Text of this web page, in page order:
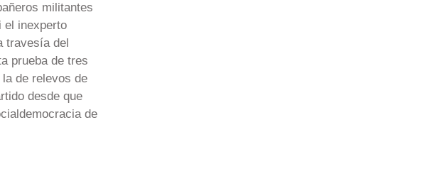
militantes
el inexperto
travesía del
prueba de tres
de relevos de
desde que
de